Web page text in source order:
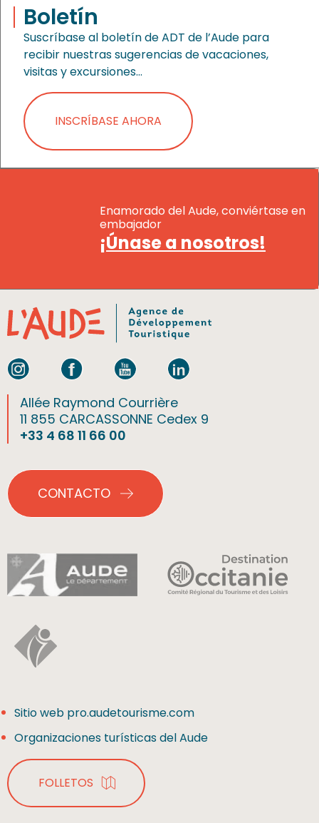
Boletín
Suscríbase al boletín de ADT de l’Aude para
recibir nuestras sugerencias de vacaciones,
visitas y excursiones…
INSCRÍBASE AHORA
Enamorado del Aude, conviértase en
embajador
¡Únase a nosotros!
Allée Raymond Courrière
11 855 CARCASSONNE Cedex 9
+33 4 68 11 66 00
CONTACTO
Sitio web pro.audetourisme.com
Organizaciones turísticas del Aude
FOLLETOS